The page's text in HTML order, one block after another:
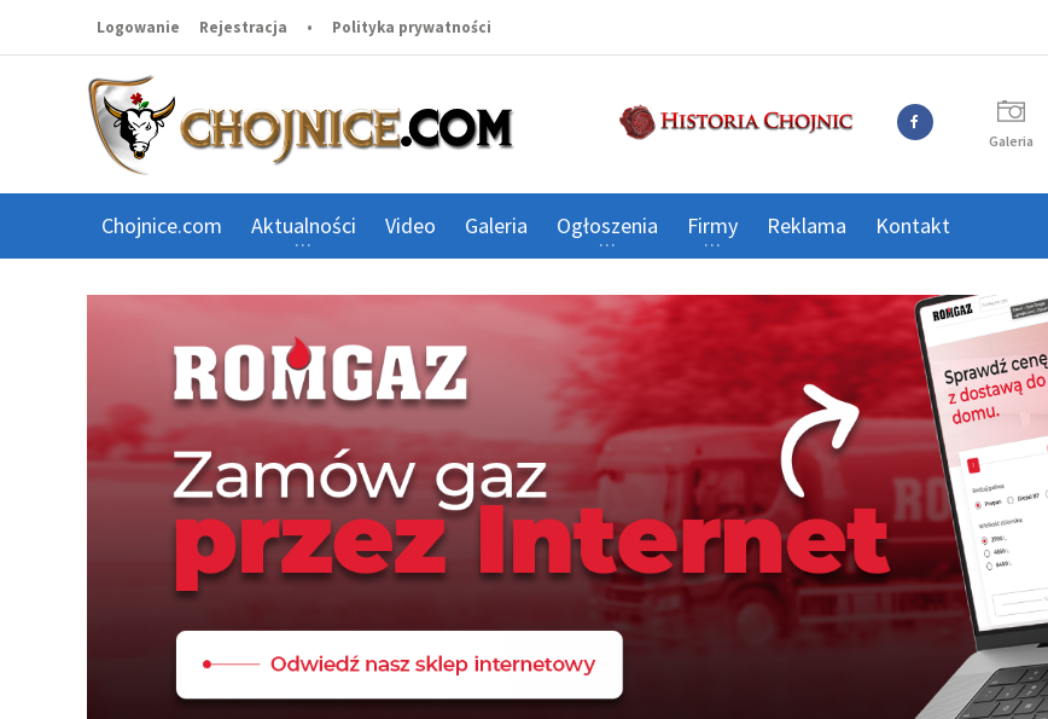
Logowanie Rejestracja • Polityka prywatności
Galeria
Chojnice.com Aktualności Video Galeria Ogłoszenia Firmy Reklama Kontakt